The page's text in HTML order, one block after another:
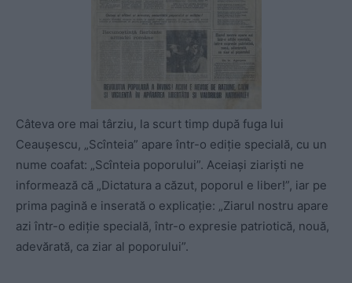
Câteva ore mai târziu, la scurt timp după fuga lui
Ceauşescu, „Scînteia” apare într-o ediţie specială, cu un
nume coafat: „Scînteia poporului”. Aceiaşi ziarişti ne
informează că „Dictatura a căzut, poporul e liber!”, iar pe
prima pagină e inserată o explicaţie: „Ziarul nostru apare
azi într-o ediţie specială, într-o expresie patriotică, nouă,
adevărată, ca ziar al poporului”.